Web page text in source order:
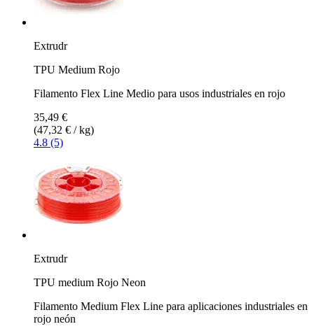
Extrudr
TPU Medium Rojo
Filamento Flex Line Medio para usos industriales en rojo
35,49 €
(47,32 € / kg)
4.8 (5)
Extrudr
TPU medium Rojo Neon
Filamento Medium Flex Line para aplicaciones industriales en
rojo neón